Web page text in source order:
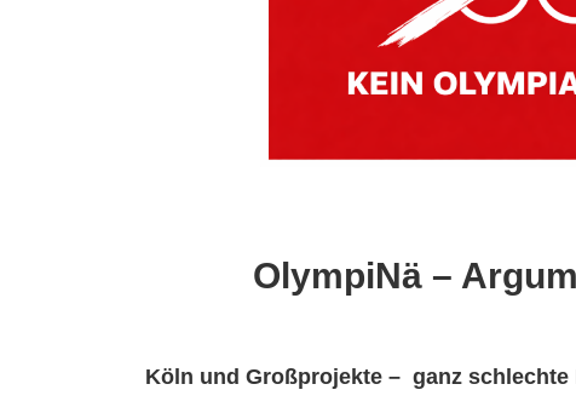
OlympiNä –
Köln und Großprojekte – ganz schlechte